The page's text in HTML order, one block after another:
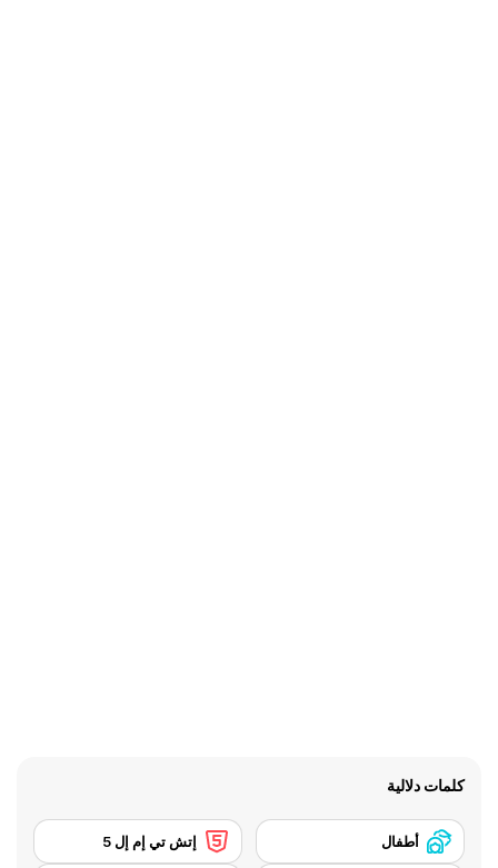
كلمات دلالية
أطفال إتش تي إم إل 5